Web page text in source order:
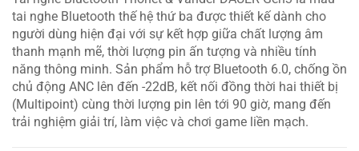
tai nghe Bluetooth thế hệ thứ ba được thiết kế dành cho
người dùng hiện đại với sự kết hợp giữa chất lượng âm
thanh mạnh mẽ, thời lượng pin ấn tượng và nhiều tính
năng thông minh. Sản phẩm hỗ trợ Bluetooth 6.0, chống ồn
chủ động ANC lên đến -22dB, kết nối đồng thời hai thiết bị
(Multipoint) cùng thời lượng pin lên tới 90 giờ, mang đến
trải nghiệm giải trí, làm việc và chơi game liền mạch.